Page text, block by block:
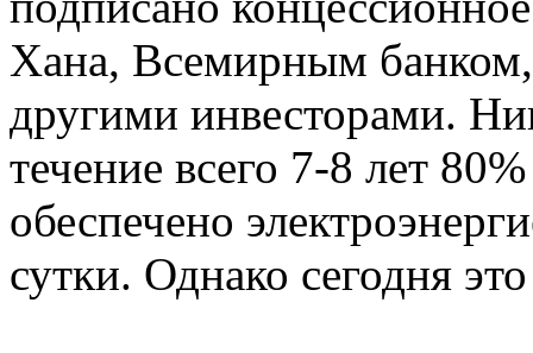
Хана, Всемирным
другими инвесторами.
течение всего 7-8 лет
обеспечено
сутки. Однако сегодня